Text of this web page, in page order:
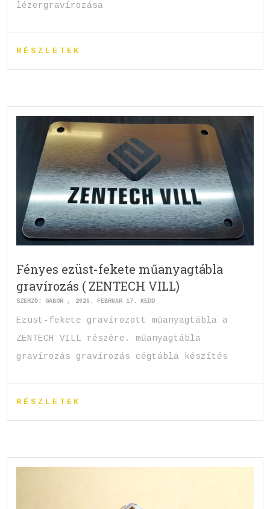
lézergravírozása
RÉSZLETEK
Fényes ezüst-fekete műanyagtábla
gravírozás ( ZENTECH VILL)
SZERZŐ:GABOR 2026. FEBRUÁR 17. KEDD
Ezüst-fekete gravírozott műanyagtábla a
ZENTECH VILL részére. műanyagtábla
gravírozás gravírozás cégtábla készítés
RÉSZLETEK